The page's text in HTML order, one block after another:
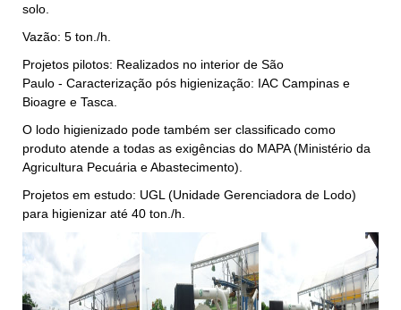
solo.
Vazão: 5 ton./h.
Projetos pilotos: Realizados no interior de São
Paulo - Caracterização pós higienização: IAC Campinas e
Bioagre e Tasca.
O lodo higienizado pode também ser classificado como
produto atende a todas as exigências do MAPA (Ministério da
Agricultura Pecuária e Abastecimento).
Projetos em estudo: UGL (Unidade Gerenciadora de Lodo)
para higienizar até 40 ton./h.